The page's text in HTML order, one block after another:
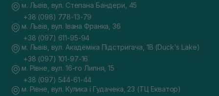
м. Львів, вул. Степана Бандери, 45
+38 (098) 778-13-79
м. Львів, вул. Івана Франка, 36
+38 (097) 611-95-94
м. Львів, вул. Академіка Підстригача, 1В (Duck's Lake)
+38 (097) 101-97-16
м. Рівне, вул. 16-го Липня, 15
+38 (097) 544-61-44
м. Рівне, вул. Кулика і Гудачека, 23 (ТЦ Екватор)